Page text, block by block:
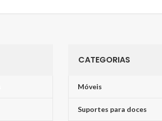
CATEGORIAS
Móveis
Suportes para doces